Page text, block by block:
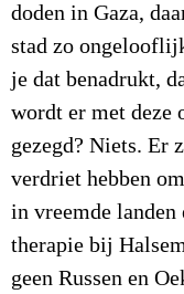
doden in Gaza,
stad zo
je dat benadrukt,
wordt er met deze
gezegd? Niets. Er
verdriet hebben
in vreemde landen
therapie bij
geen Russen en